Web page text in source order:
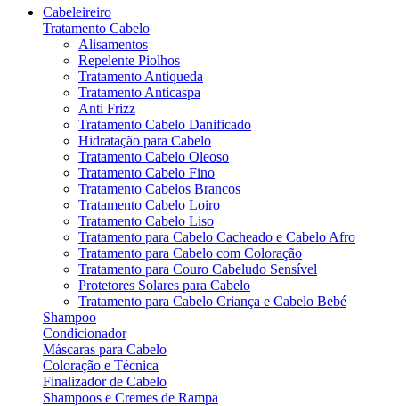
Cabeleireiro
Tratamento Cabelo
Alisamentos
Repelente Piolhos
Tratamento Antiqueda
Tratamento Anticaspa
Anti Frizz
Tratamento Cabelo Danificado
Hidratação para Cabelo
Tratamento Cabelo Oleoso
Tratamento Cabelo Fino
Tratamento Cabelos Brancos
Tratamento Cabelo Loiro
Tratamento Cabelo Liso
Tratamento para Cabelo Cacheado e Cabelo Afro
Tratamento para Cabelo com Coloração
Tratamento para Couro Cabeludo Sensível
Protetores Solares para Cabelo
Tratamento para Cabelo Criança e Cabelo Bebé
Shampoo
Condicionador
Máscaras para Cabelo
Coloração e Técnica
Finalizador de Cabelo
Shampoos e Cremes de Rampa